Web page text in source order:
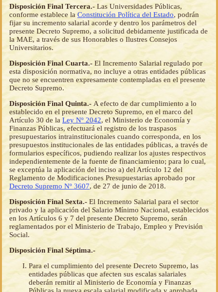
Disposición Final Tercera.-Las Universidades Públicas,
conforme establece la Constitución Política del Estado, podrán
fijar su incremento salarial acorde y dentro los parámetros del
presente Decreto Supremo, a solicitud debidamente justificada de
la MAE, a través de sus Honorables o Ilustres Consejos
Universitarios.
Disposición Final Cuarta.- El Incremento Salarial regulado por
esta disposición normativa, no incluye a otras entidades públicas
que no se encuentren expresamente contempladas en el presente
Decreto Supremo.
Disposición Final Quinta.- A efecto de dar cumplimiento a lo
establecido en el presente Decreto Supremo, en el marco del
Artículo 30 de la Ley Nº 2042, el Ministerio de Economía y
Finanzas Públicas, efectuará el registro de los traspasos
presupuestarios intrainstitucionales cuando corresponda, en los
presupuestos institucionales de las entidades públicas, a través de
formularios específicos, pudiendo realizar los ajustes respectivos
independientemente de la fuente de financiamiento; para lo cual,
se exceptúa la aplicación del inciso a) del Artículo 12 del
Reglamento de Modificaciones Presupuestarias aprobado por
Decreto Supremo Nº 3607, de 27 de junio de 2018.
Disposición Final Sexta.- El Incremento Salarial para el sector
privado y la aplicación del Salario Mínimo Nacional, establecidos
en los Artículos 6 y 7 del presente Decreto Supremo, serán
reglamentados por el Ministerio de Trabajo, Empleo y Previsión
Social.
Disposición Final Séptima.-
Para el cumplimiento del presente Decreto Supremo, las
entidades públicas que afecten sus escalas salariales
deberán remitir al Ministerio de Economía y Finanzas
Públicas la nueva escala salarial modificada y aprobada